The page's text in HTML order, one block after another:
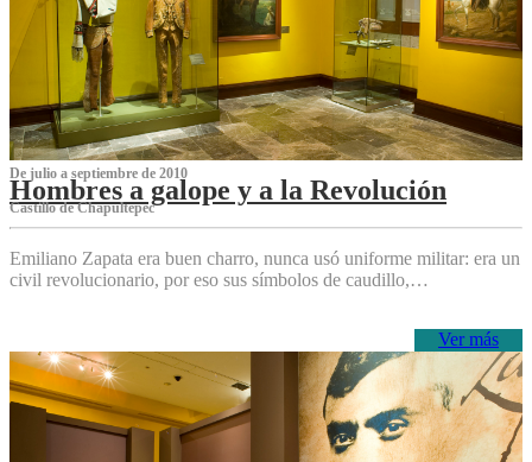
De julio a septiembre de 2010
Hombres a galope y a la Revolución
Castillo de Chapultepec
Emiliano Zapata era buen charro, nunca usó uniforme militar: era un
civil revolucionario, por eso sus símbolos de caudillo,…
Ver más